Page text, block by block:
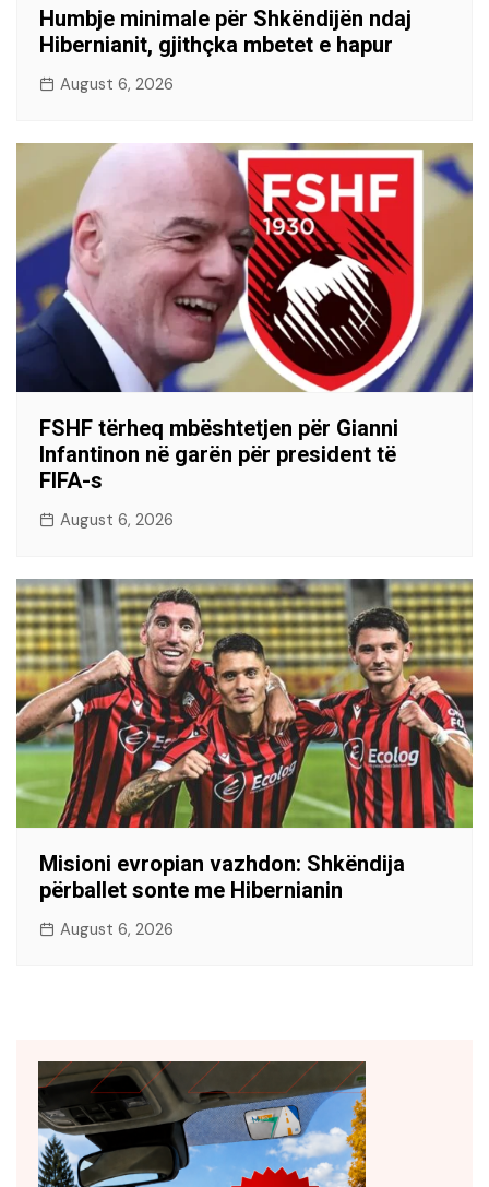
Humbje minimale për Shkëndijën ndaj
Hibernianit, gjithçka mbetet e hapur
August 6, 2026
FSHF tërheq mbështetjen për Gianni
Infantinon në garën për president të
FIFA-s
August 6, 2026
Misioni evropian vazhdon: Shkëndija
përballet sonte me Hibernianin
August 6, 2026